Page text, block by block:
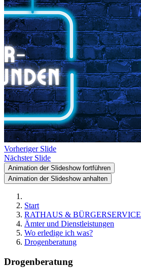
Vorheriger Slide
Nächster Slide
Animation der Slideshow fortführen
Animation der Slideshow anhalten
Start
RATHAUS & BÜRGERSERVICE
Ämter und Dienstleistungen
Wo erledige ich was?
Drogenberatung
Drogenberatung